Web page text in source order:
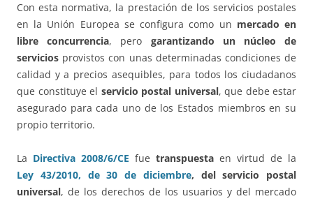
Con esta normativa, la prestación de los servicios postales
en la Unión Europea se configura como un mercado en
libre concurrencia, pero garantizando un núcleo de
servicios provistos con unas determinadas condiciones de
calidad y a precios asequibles, para todos los ciudadanos
que constituye el servicio postal universal, que debe estar
asegurado para cada uno de los Estados miembros en su
propio territorio.
La Directiva 2008/6/CE fue transpuesta en virtud de la
Ley 43/2010, de 30 de diciembre, del servicio postal
universal, de los derechos de los usuarios y del mercado